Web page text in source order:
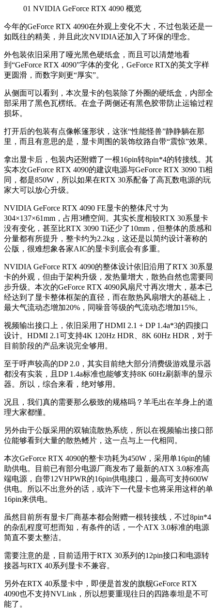
01 NVIDIA GeForce RTX 4090 概览
今年的GeForce RTX 4090在外观上变化不大，不过包装还是一
如既往的精美，并且此次NVIDIA还加入了环保的理念。
外包装依旧采用了哑光黑色硬纸盒，而且可以清楚地看
到“GeForce RTX 4090”字体的变化，GeForce RTX的英文字样
更圆滑，而数字则更“厚实”。
从侧面可以看到，本次显卡的包装除了外圈的硬纸盒，内部全
部采用了黑色瓦楞纸。在盒子两侧还有黑色胶带防止运输过程
损坏。
打开后的包装有点像帐篷形状，这张“性能怪兽”静静躺在那
里，而且有意思的是，显卡周围的装饰纹路自带“震惊”效果。
拿出显卡后，包装内还附赠了一根16pin转8pin*4的转接线。其
实本次GeForce RTX 4090的建议电源与GeForce RTX 3090 Ti相
同，都是850W，所以如果在RTX 30系配备了高瓦数电源的玩
家大可以放心升级。
NVIDIA GeForce RTX 4090 FE显卡的整体尺寸为
304×137×61mm，占用3槽空间。其实长度相较RTX 30系显卡
没有变化，甚至比RTX 3090 Ti还少了10mm，但整体的质感和
分量都有所提升，整卡约为2.2kg，这还是以简约设计著称的
公版，很难想象各家AIC的显卡到底会有多重。
NVIDIA GeForce RTX 4090的整体设计依旧沿用了RTX 30系显
卡的外观，但由于架构升级，发热量增大，散热自然也需要同
步升级。本次的GeForce RTX 4090风扇尺寸再次增大，基本已
经达到了显卡整体框架的直径，而在散热风扇增大的基础上，
最大气流动态增加20%，同噪音等级的气流动态增加15%。
视频输出接口上，依旧采用了HDMI 2.1 + DP 1.4a*3的四接口
设计。HDMI 2.1可支持4K 120Hz HDR、8K 60Hz HDR，对于
目前阶段的产品来说完全够用。
至于呼声较高的DP 2.0，其实目前绝大部分消费级游戏显示器
都没有实装，且DP 1.4a标准也能够支持8K 60Hz刷新率的显示
器。所以，综合来看，绝对够用。
况且，我们真的需要那么极致的规格吗？羊毛出在羊身上的道
理大家都懂。
另外由于公版采用的双轴流散热系统，所以在视频输出接口部
位能够看到大量的散热鳍片，这一点与上一代相同。
本次GeForce RTX 4090的整卡功耗为450W，采用单16pin的辅
助供电。目前已有部分电源厂商发布了最新的ATX 3.0标准高
端电源，自带12VHPWR的16pin供电接口，最高可支持600W
供电。所以不出意外的话，或许下一代显卡也将采用这样的单
16pin来供电。
虽然目前所有显卡厂商基本都会附赠一根转接线，不过8pin*4
的杂乱程度可想而知，有条件的话，一个ATX 3.0标准的电源
简直不要太整洁。
需要注意的是，目前适用于RTX 30系列的12pin接口和电源转
接器与RTX 40系列显卡不兼容。
另外在RTX 40系显卡中，即便是首发的旗舰GeForce RTX
4090也不支持NVLink，所以想要重现往日的四路泰坦是不可
能了。